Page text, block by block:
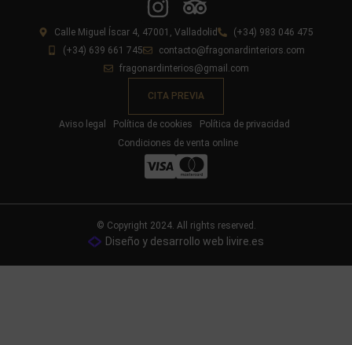
Calle Miguel Íscar 4, 47001, Valladolid
(+34) 983 046 475
(+34) 639 661 745
contacto@fragonardinteriors.com
fragonardinterios@gmail.com
CITA PREVIA
Aviso legal Política de cookies
Política de privacidad
Condiciones de venta online
© Copyright 2024. All rights reserved.
Diseño y desarrollo web livire.es